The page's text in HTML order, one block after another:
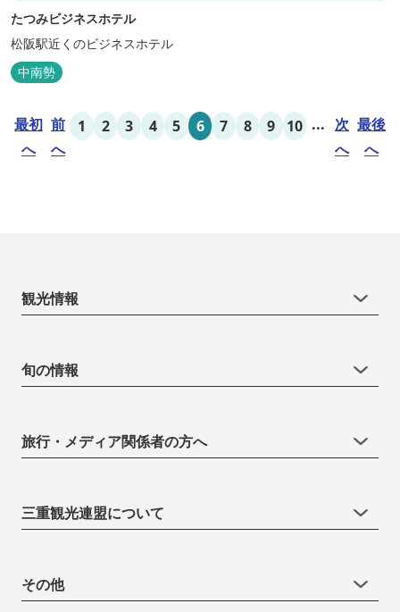
たつみビジネスホテル
松阪駅近くのビジネスホテル
中南勢
最初
へ
前
へ
1 2 3 4 5 6 7 8 9 10 ... 次
へ
最後
へ
観光情報
旬の情報
旅行・メディア関係者の方へ
三重観光連盟について
その他